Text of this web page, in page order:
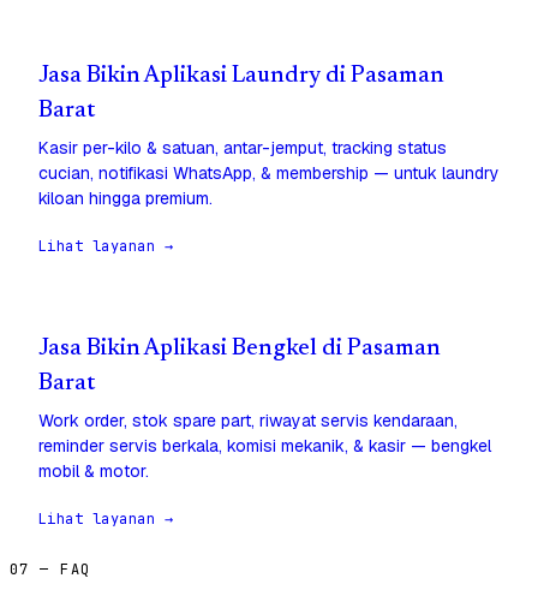
Jasa Bikin Aplikasi Laundry di Pasaman
Barat
Kasir per-kilo & satuan, antar-jemput, tracking status
cucian, notifikasi WhatsApp, & membership — untuk laundry
kiloan hingga premium.
Lihat layanan →
Jasa Bikin Aplikasi Bengkel di Pasaman
Barat
Work order, stok spare part, riwayat servis kendaraan,
reminder servis berkala, komisi mekanik, & kasir — bengkel
mobil & motor.
Lihat layanan →
07 — FAQ